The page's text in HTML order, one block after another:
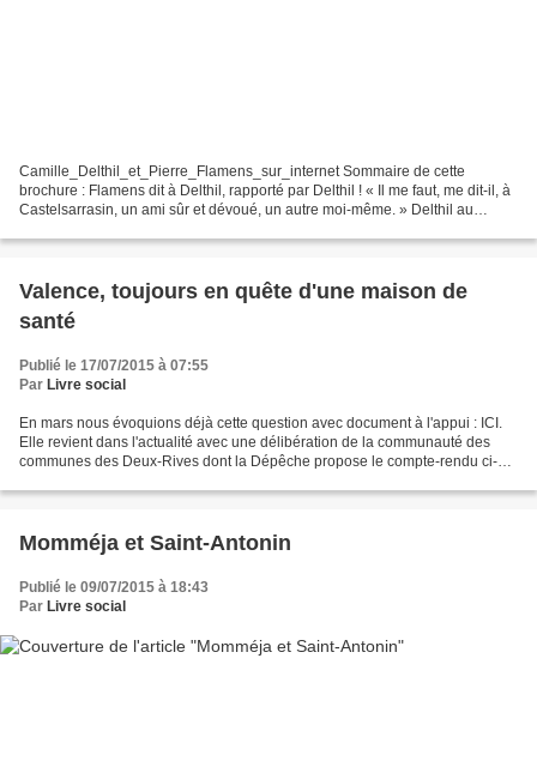
Camille_Delthil_et_Pierre_Flamens_sur_internet Sommaire de cette
brochure : Flamens dit à Delthil, rapporté par Delthil ! « Il me faut, me dit-il, à
Castelsarrasin, un ami sûr et dévoué, un autre moi-même. » Delthil au
Valence, toujours en quête d'une maison de
santé
Publié le 17/07/2015 à 07:55
Par Livre social
En mars nous évoquions déjà cette question avec document à l'appui : ICI.
Elle revient dans l'actualité avec une délibération de la communauté des
communes des Deux-Rives dont la Dépêche propose le compte-rendu ci-
Momméja et Saint-Antonin
Publié le 09/07/2015 à 18:43
Par Livre social